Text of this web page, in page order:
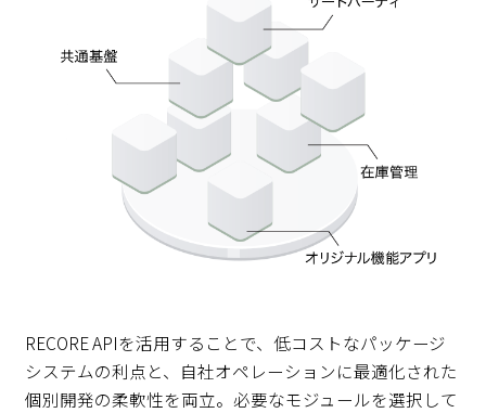
RECORE APIを活用することで、低コストなパッケージ
システムの利点と、自社オペレーションに最適化された
個別開発の柔軟性を両立。必要なモジュールを選択して